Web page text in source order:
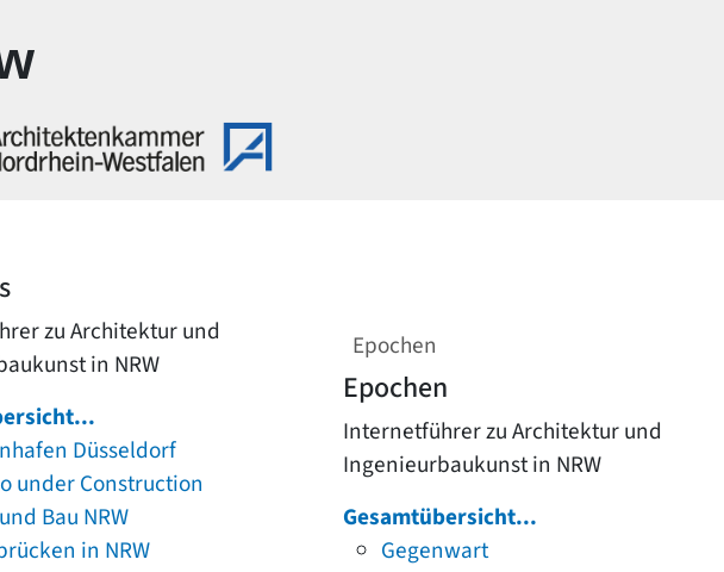
zu Architektur und
in NRW
Düsseldorf
under Construction
Bau NRW
in NRW
Epochen
Epochen
Internetführer zu Architektur und
Ingenieurbaukunst in NRW
Gesamtübersicht...
Gegenwart